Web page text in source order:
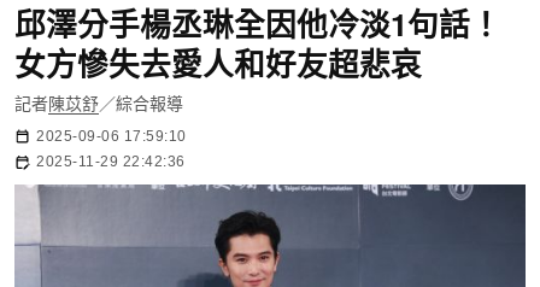
邱澤分手楊丞琳全因他冷淡1句話！
女方慘失去愛人和好友超悲哀
記者陳苡舒／綜合報導
2025-09-06 17:59:10
2025-11-29 22:42:36